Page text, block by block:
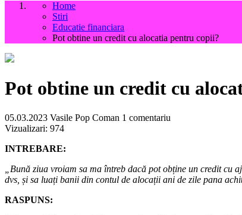
Home
Stiri
Educatie financiara
Pot obtine un credit cu alocatia pentru copii?
Pot obtine un credit cu
05.03.2023 Vasile Pop Coman 1 comentariu
Vizualizari: 974
INTREBARE:
„Bună ziua vroiam sa ma întreb dacă pot obține un credit
dvs, și sa luați banii din contul de alocații ani de zile pana
RASPUNS: